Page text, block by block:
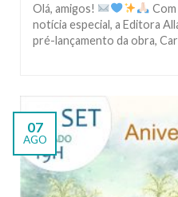
Olá, amigos!
notícia especial, a Editora
pré-lançamento da obra,
07
AGO